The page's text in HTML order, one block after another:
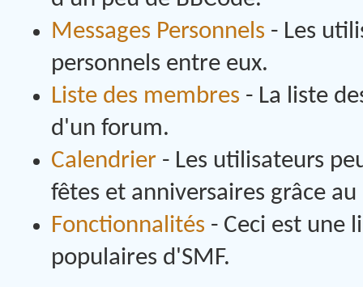
Messages Personnels - Les
personnels entre eux.
Liste des membres - La liste
d'un forum.
Calendrier- Les utilisateurs
fêtes et anniversaires grâce
Fonctionnalités - Ceci est une
populaires d'SMF.